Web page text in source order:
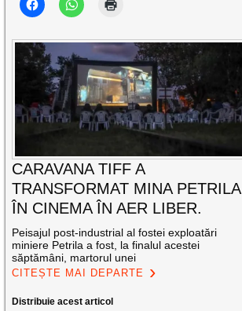
CARAVANA TIFF A
TRANSFORMAT MINA PETRILA
ÎN CINEMA ÎN AER LIBER.
Peisajul post-industrial al fostei exploatări
miniere Petrila a fost, la finalul acestei
săptămâni, martorul unei
CITEȘTE MAI DEPARTE
Distribuie acest articol